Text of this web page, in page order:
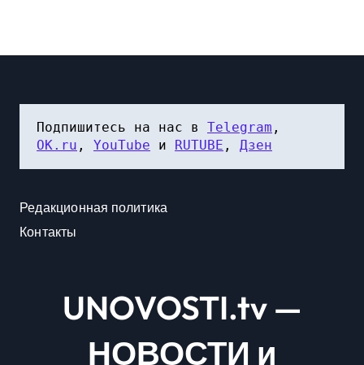
Подпишитесь на нас в Telegram
OK.ru , YouTube и RUTUBE , Дзен
Редакционная политика
Контакты
UNOVOSTI.tv —
НОВОСТИ и